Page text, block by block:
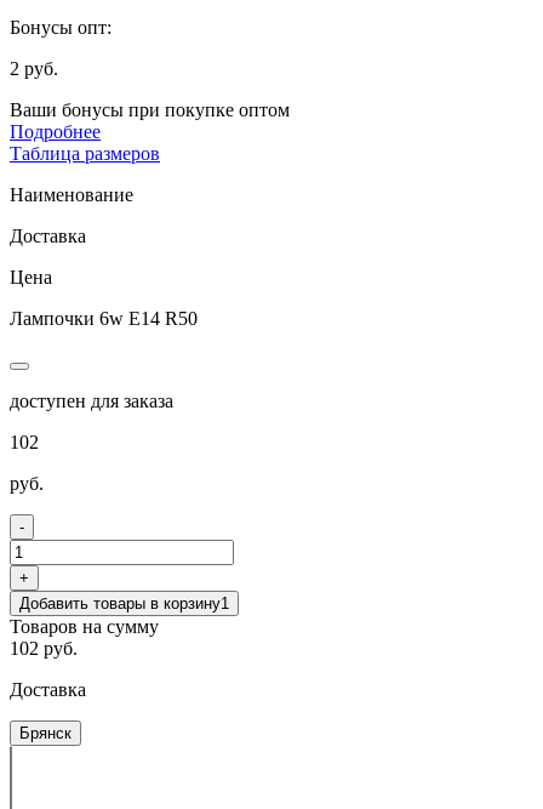
Бонусы опт:
2 руб.
Ваши бонусы при покупке оптом
Подробнее
Таблица размеров
Наименование
Доставка
Цена
Лампочки 6w E14 R50
доступен для заказа
102
руб.
-
+
Добавить товары в корзину1
Товаров на сумму
102 руб.
Доставка
Брянск